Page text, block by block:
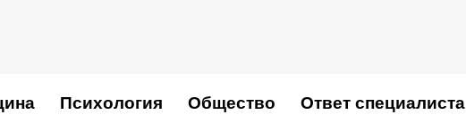
Психология Общество Ответ специалиста